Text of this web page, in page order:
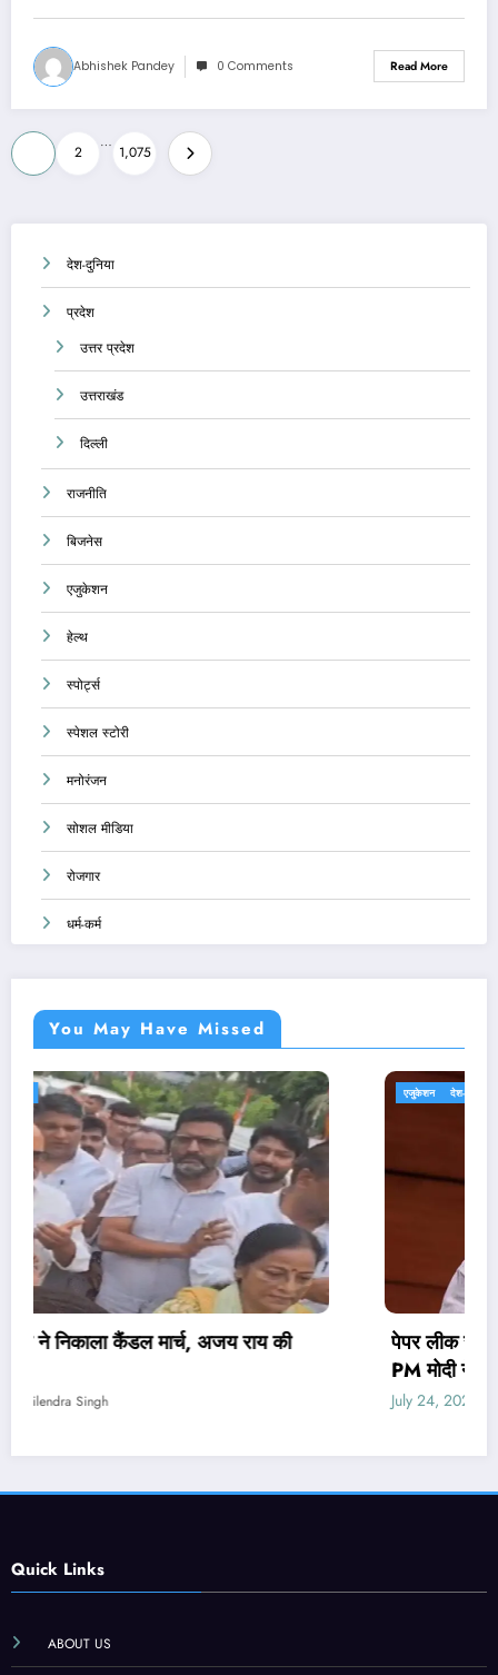
Abhishek Pandey 0 Comments Read More
Posts
pagination
2
…
1,075
देश-दुनिया
प्रदेश
उत्तर प्रदेश
उत्तराखंड
दिल्ली
राजनीति
बिजनेस
एजुकेशन
हेल्थ
स्पोर्ट्स
स्पेशल स्टोरी
मनोरंजन
सोशल मीडिया
रोजगार
धर्म-कर्म
You May Have Missed
एजुकेशन देश-दुनिया राजनीति
पेपर लीक संशोधन बिल पर मंत्री वैष्णव ने नहीं दिया जवाब,
July 24, 2026
Quick Links
ABOUT US